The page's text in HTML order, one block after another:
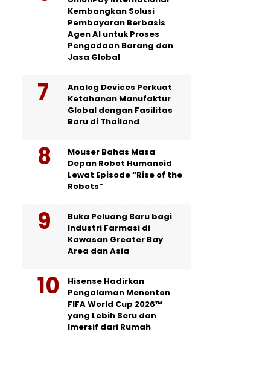
Kembangkan Solusi
Pembayaran Berbasis
Agen AI untuk Proses
Pengadaan Barang dan
Jasa Global
Analog Devices Perkuat
Ketahanan Manufaktur
Global dengan Fasilitas
Baru di Thailand
Mouser Bahas Masa
Depan Robot Humanoid
Lewat Episode “Rise of the
Robots”
Buka Peluang Baru bagi
Industri Farmasi di
Kawasan Greater Bay
Area dan Asia
Hisense Hadirkan
Pengalaman Menonton
FIFA World Cup 2026™
yang Lebih Seru dan
Imersif dari Rumah